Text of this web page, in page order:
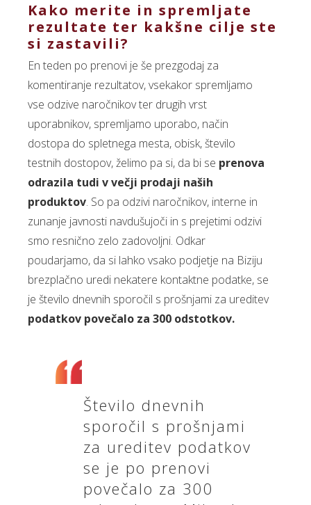
Kako merite in spremljate
rezultate ter kakšne cilje ste
si zastavili?
En teden po prenovi je še prezgodaj za
komentiranje rezultatov, vsekakor spremljamo
vse odzive naročnikov ter drugih vrst
uporabnikov, spremljamo uporabo, način
dostopa do spletnega mesta, obisk, število
testnih dostopov, želimo pa si, da bi se prenova
odrazila tudi v večji prodaji naših
produktov. So pa odzivi naročnikov, interne in
zunanje javnosti navdušujoči in s prejetimi odzivi
smo resnično zelo zadovoljni. Odkar
poudarjamo, da si lahko vsako podjetje na Biziju
brezplačno uredi nekatere kontaktne podatke, se
je število dnevnih sporočil s prošnjami za ureditev
podatkov povečalo za 300 odstotkov.
Število dnevnih
sporočil s prošnjami
za ureditev podatkov
se je po prenovi
povečalo za 300